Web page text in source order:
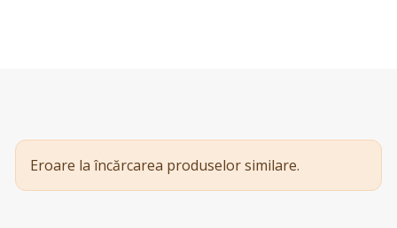
Eroare la încărcarea produselor similare.